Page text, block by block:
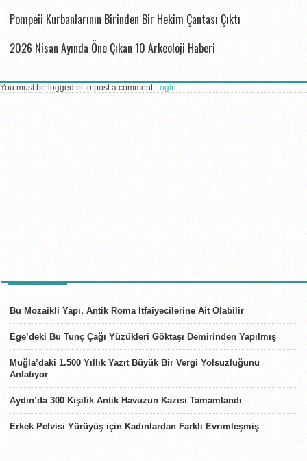
Pompeii Kurbanlarının Birinden Bir Hekim Çantası Çıktı
2026 Nisan Ayında Öne Çıkan 10 Arkeoloji Haberi
You must be logged in to post a comment Login
Bu Mozaikli Yapı, Antik Roma İtfaiyecilerine Ait Olabilir
Ege’deki Bu Tunç Çağı Yüzükleri Göktaşı Demirinden Yapılmış
Muğla’daki 1.500 Yıllık Yazıt Büyük Bir Vergi Yolsuzluğunu
Anlatıyor
Aydın’da 300 Kişilik Antik Havuzun Kazısı Tamamlandı
Erkek Pelvisi Yürüyüş için Kadınlardan Farklı Evrimleşmiş